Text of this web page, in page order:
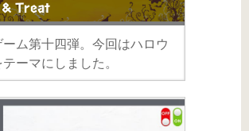
Treat
ム第十四弾。今回はハロウ
ーマにしました。